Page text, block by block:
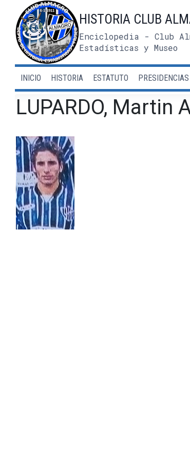
contenido
HISTORIA CLUB
Enciclopedia - Club
Estadísticas y Museo
INICIO HISTORIA ESTATUTO PRESIDENCIAS
LUPARDO, Martin